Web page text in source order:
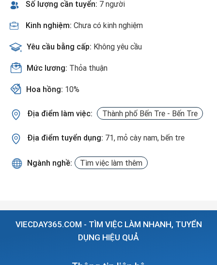
Số lượng cần tuyển: 7 người
Kinh nghiệm: Chưa có kinh nghiệm
Yêu cầu bằng cấp: Không yêu cầu
Mức lương: Thỏa thuận
Hoa hồng: 10%
Địa điểm làm việc: Thành phố Bến Tre - Bến Tre
Địa điểm tuyển dụng: 71, mỏ cày nam, bến tre
Ngành nghề: Tìm việc làm thêm
VIECDAY365.COM - TÌM VIỆC LÀM NHANH, TUYỂN
DỤNG HIỆU QUẢ